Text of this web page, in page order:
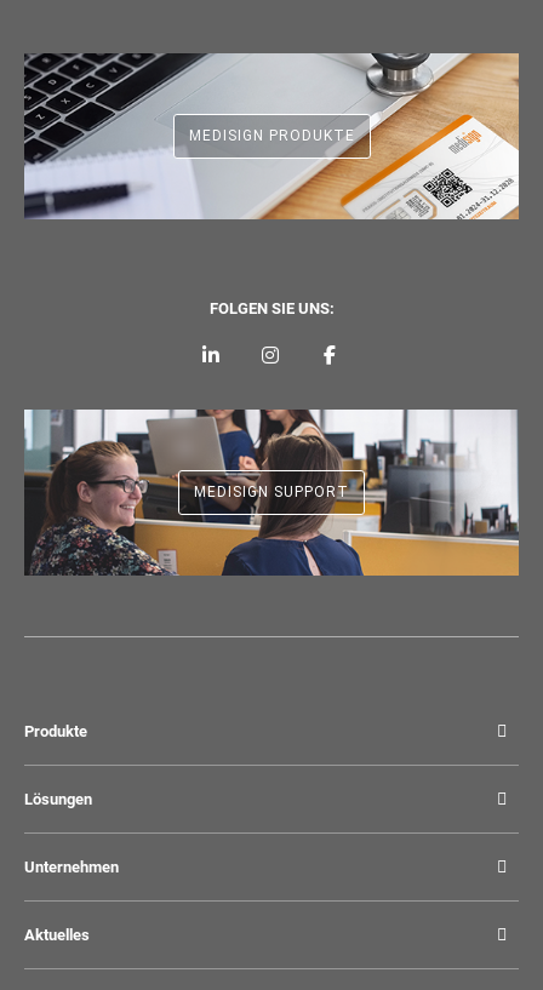
MEDISIGN PRODUKTE
FOLGEN SIE UNS:
MEDISIGN SUPPORT
Produkte
Lösungen
Unternehmen
Aktuelles